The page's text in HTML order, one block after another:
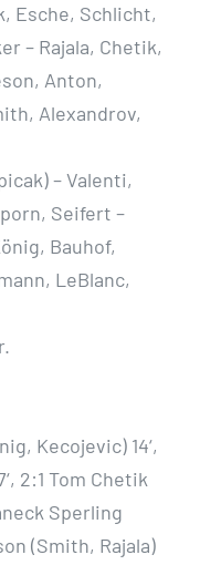
Esche, Schlicht,
– Rajala, Chetik,
Anton,
Alexandrov,
– Valenti,
Seifert –
Bauhof,
LeBlanc,
Kecojevic) 14‘,
2:1 Tom Chetik
Sperling
(Smith, Rajala)